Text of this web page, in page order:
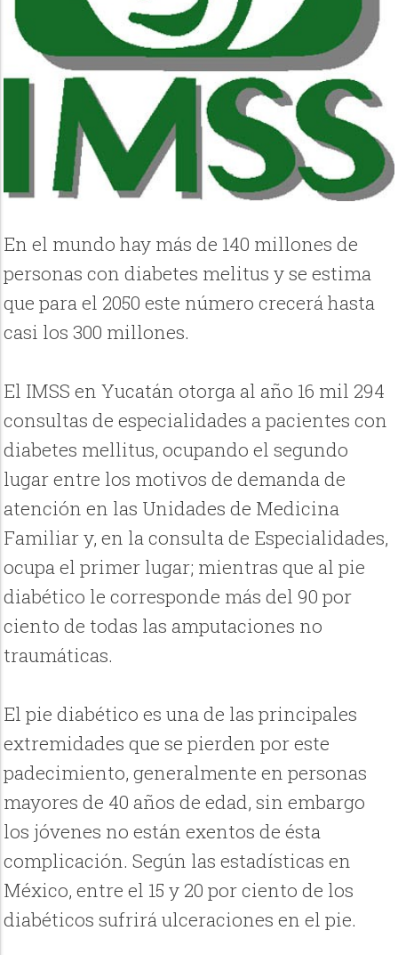
En el mundo hay más de 140 millones de
personas con diabetes melitus y se estima
que para el 2050 este número crecerá hasta
casi los 300 millones.
El IMSS en Yucatán otorga al año 16 mil 294
consultas de especialidades a pacientes con
diabetes mellitus, ocupando el segundo
lugar entre los motivos de demanda de
atención en las Unidades de Medicina
Familiar y, en la consulta de Especialidades,
ocupa el primer lugar; mientras que al pie
diabético le corresponde más del 90 por
ciento de todas las amputaciones no
traumáticas.
El pie diabético es una de las principales
extremidades que se pierden por este
padecimiento, generalmente en personas
mayores de 40 años de edad, sin embargo
los jóvenes no están exentos de ésta
complicación. Según las estadísticas en
México, entre el 15 y 20 por ciento de los
diabéticos sufrirá ulceraciones en el pie.